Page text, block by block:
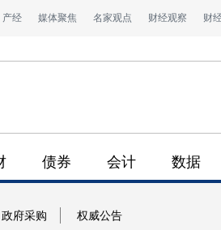
产经 媒体聚焦 名家观点 财经观察 财
债券 会计 数据
政府采购 权威公告